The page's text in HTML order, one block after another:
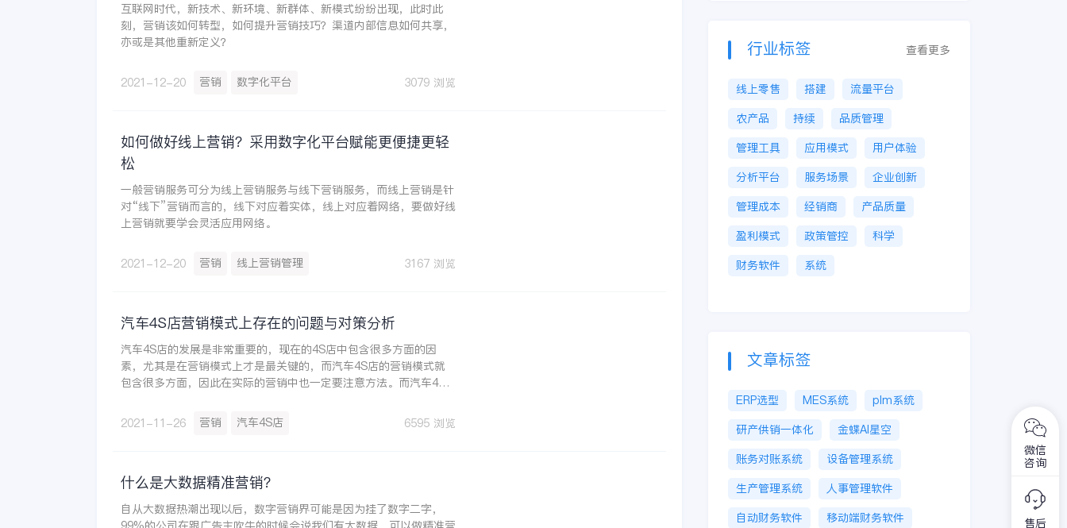
互联网时代，新技术、新环境、新群体、新模式纷纷出现，此时此
刻，营销该如何转型，如何提升营销技巧？渠道内部信息如何共享，
亦或是其他重新定义？
2021-12-20 营销 数字化平台 3079 浏览
如何做好线上营销？采用数字化平台赋能更便捷更轻
松
一般营销服务可分为线上营销服务与线下营销服务，而线上营销是针
对“线下”营销而言的，线下对应着实体，线上对应着网络，要做好线
上营销就要学会灵活应用网络。
2021-12-20 营销 线上营销管理 3167 浏览
汽车4S店营销模式上存在的问题与对策分析
汽车4S店的发展是非常重要的，现在的4S店中包含很多方面的因
素，尤其是在营销模式上才是最关键的，而汽车4S店的营销模式就
包含很多方面，因此在实际的营销中也一定要注意方法。而汽车4S
2021-11-26
营销 汽车4S店 6595 浏览
什么是大数据精准营销？
自从大数据热潮出现以后，数字营销界可能是因为挂了数字二字，
行业标签 查看更多
线上零售 搭建
流量平台
农产品
持续
品质管理
管理工具
应用模式
用户体验
分析平台
服务场景
企业创新
管理成本
经销商
产品质量
盈利模式
政策管控
科学
财务软件
系统
文章标签
ERP选型 MES系统
plm系统
研产供销一体化
金蝶AI星空
账务对账系统
设备管理系统
生产管理系统
人事管理软件
自动财务软件
移动端财务软件
微信
咨询
售后